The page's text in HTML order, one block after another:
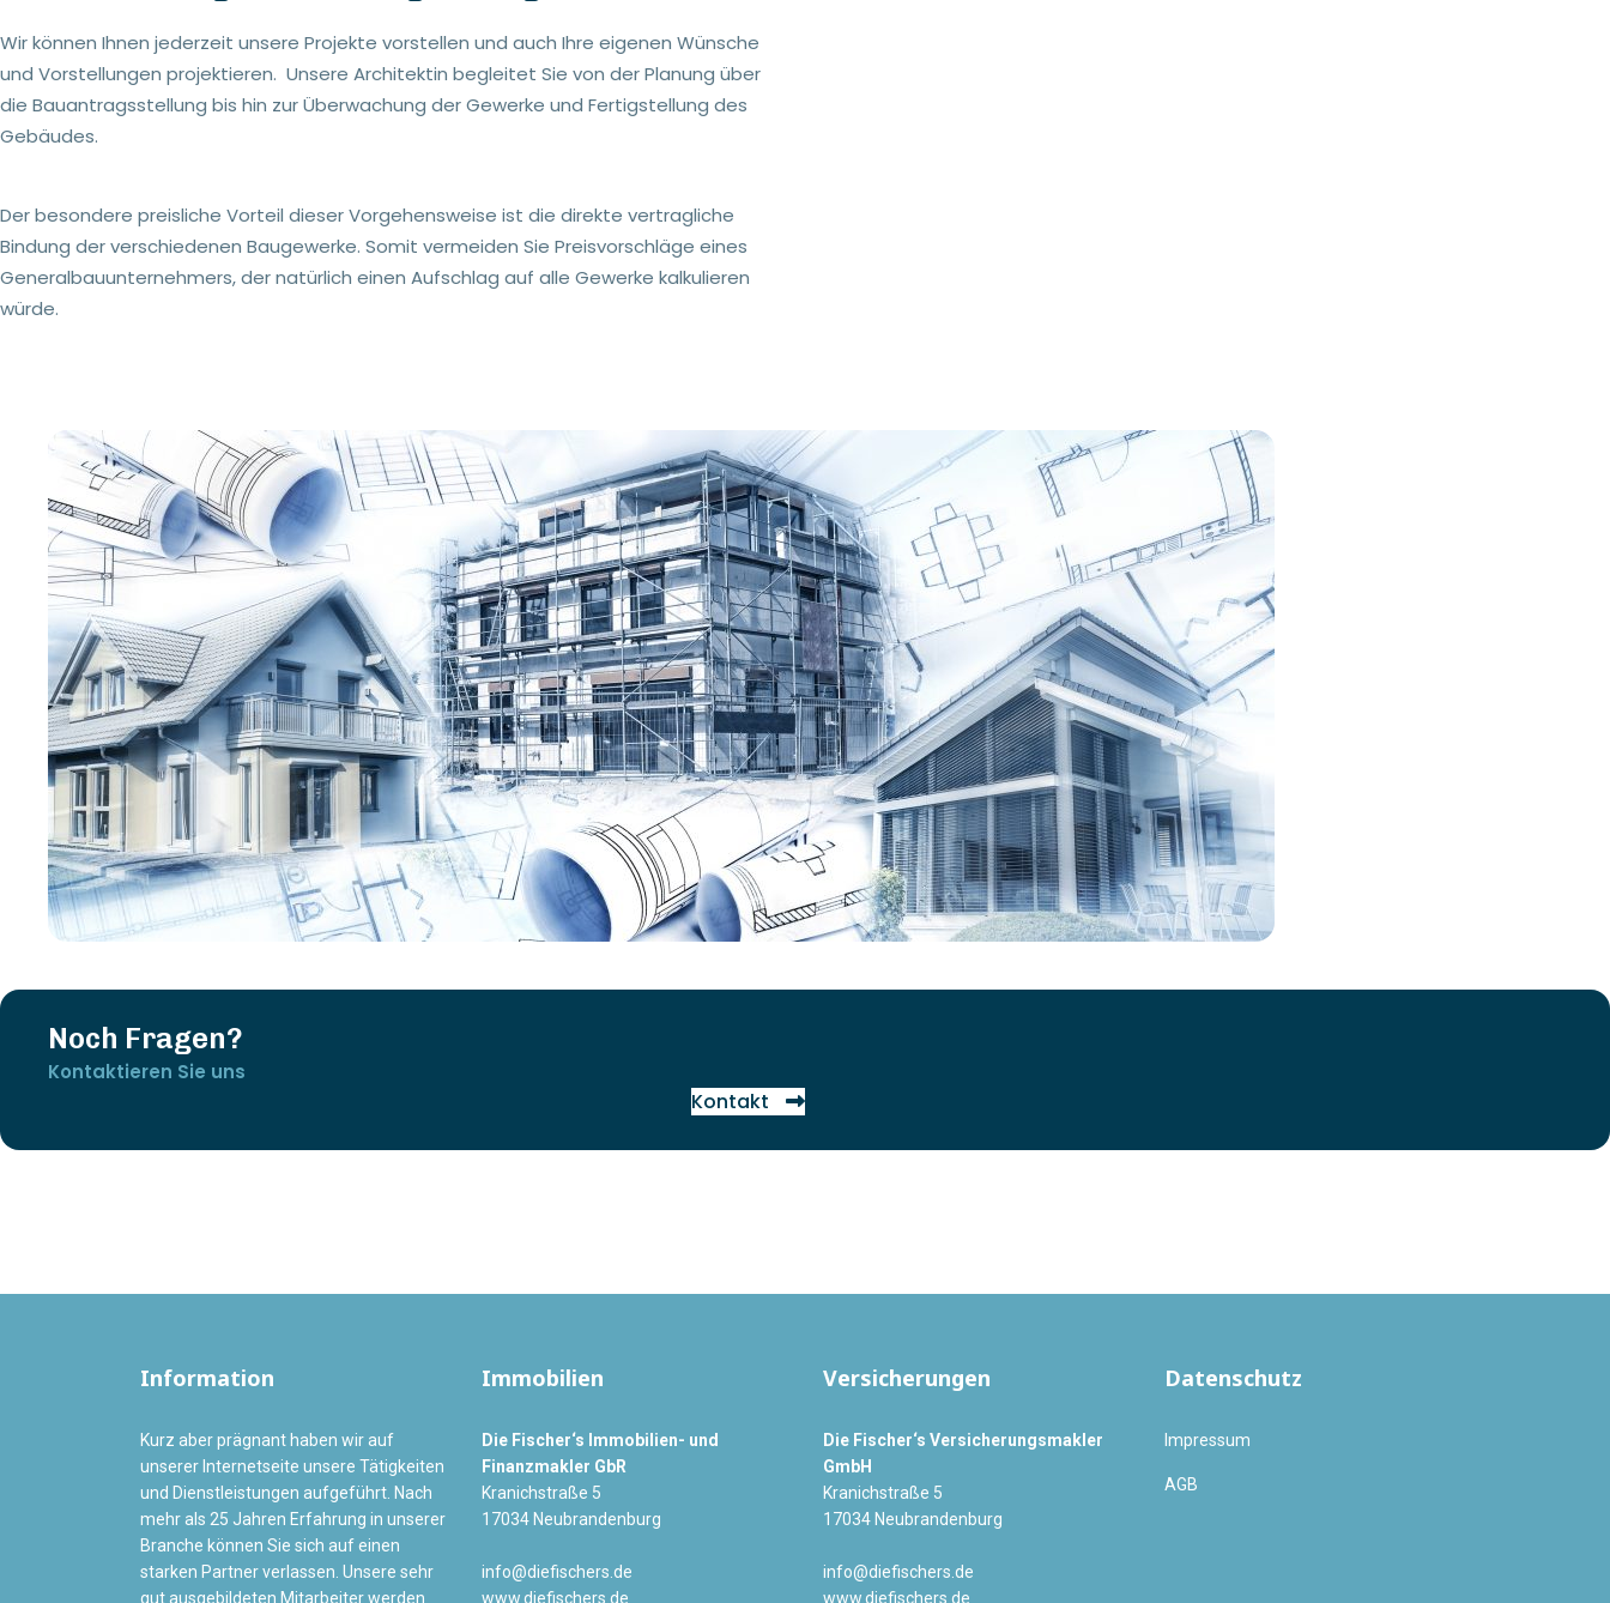
Wir können Ihnen jederzeit unsere Projekte vorstellen und auch Ihre eigenen Wünsche
und Vorstellungen projektieren. Unsere Architektin begleitet Sie von der Planung über
die Bauantragsstellung bis hin zur Überwachung der Gewerke und Fertigstellung des
Gebäudes.
Der besondere preisliche Vorteil dieser Vorgehensweise ist die direkte vertragliche
Bindung der verschiedenen Baugewerke. Somit vermeiden Sie Preisvorschläge eines
Generalbauunternehmers, der natürlich einen Aufschlag auf alle Gewerke kalkulieren
würde.
Noch Fragen?
Kontaktieren Sie uns
Kontakt
Information
Kurz aber prägnant haben wir auf
unserer Internetseite unsere Tätigkeiten
und Dienstleistungen aufgeführt. Nach
mehr als 25 Jahren Erfahrung in unserer
Branche können Sie sich auf einen
starken Partner verlassen. Unsere sehr
gut ausgebildeten Mitarbeiter werden
Immobilien
Die Fischer‘s Immobilien- und
Finanzmakler GbR
Kranichstraße 5
17034 Neubrandenburg
info@diefischers.de
www.diefischers.de
Versicherungen
Die Fischer‘s Versicherungsmakler
GmbH
Kranichstraße 5
17034 Neubrandenburg
info@diefischers.de
www.diefischers.de
Datenschutz
Impressum
AGB